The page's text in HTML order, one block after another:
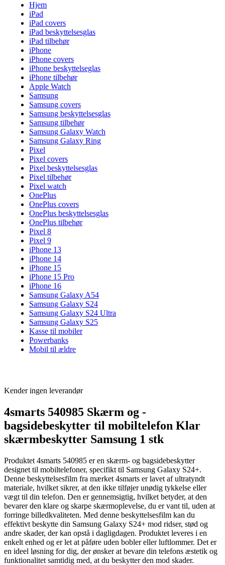
Hjem
iPad
iPad covers
iPad beskyttelsesglas
iPad tilbehør
iPhone
iPhone covers
iPhone beskyttelseglas
iPhone tilbehør
Apple Watch
Samsung
Samsung covers
Samsung beskyttelsesglas
Samsung tilbehør
Samsung Galaxy Watch
Samsung Galaxy Ring
Pixel
Pixel covers
Pixel beskyttelsesglas
Pixel tilbehør
Pixel watch
OnePlus
OnePlus covers
OnePlus beskyttelsesglas
OnePlus tilbehør
Pixel 8
Pixel 9
iPhone 13
iPhone 14
iPhone 15
iPhone 15 Pro
iPhone 16
Samsung Galaxy A54
Samsung Galaxy S24
Samsung Galaxy S24 Ultra
Samsung Galaxy S25
Kasse til mobiler
Powerbanks
Mobil til ældre
Kender ingen leverandør
4smarts 540985 Skærm og -
bagsidebeskytter til mobiltelefon Klar
skærmbeskytter Samsung 1 stk
Produktet 4smarts 540985 er en skærm- og bagsidebeskytter
designet til mobiltelefoner, specifikt til Samsung Galaxy S24+.
Denne beskyttelsesfilm fra mærket 4smarts er lavet af ultratyndt
materiale, hvilket sikrer, at den ikke tilføjer unødig tykkelse eller
vægt til din telefon. Den er gennemsigtig, hvilket betyder, at den
bevarer den klare og skarpe skærmoplevelse, du er vant til, uden at
forringe billedkvaliteten. Med denne beskyttelsesfilm kan du
effektivt beskytte din Samsung Galaxy S24+ mod ridser, stød og
andre skader, der kan opstå i dagligdagen. Produktet leveres i en
enkelt enhed og er let at påføre uden bobler eller luftlommer. Det er
en ideel løsning for dig, der ønsker at bevare din telefons æstetik og
funktionalitet samtidig med, at du beskytter den mod skader.